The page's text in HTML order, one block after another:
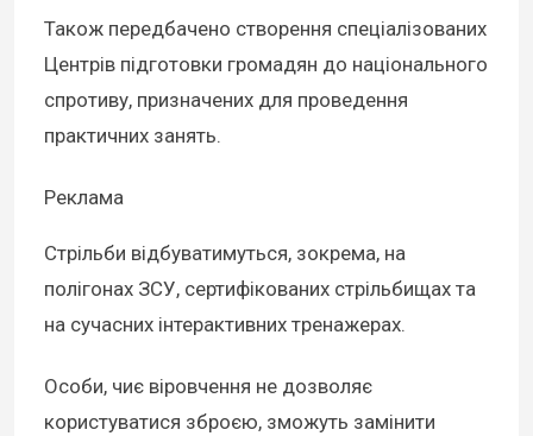
Також передбачено створення спеціалізованих
Центрів підготовки громадян до національного
спротиву, призначених для проведення
практичних занять.
Реклама
Стрільби відбуватимуться, зокрема, на
полігонах ЗСУ, сертифікованих стрільбищах та
на сучасних інтерактивних тренажерах.
Особи, чиє віровчення не дозволяє
користуватися зброєю, зможуть замінити